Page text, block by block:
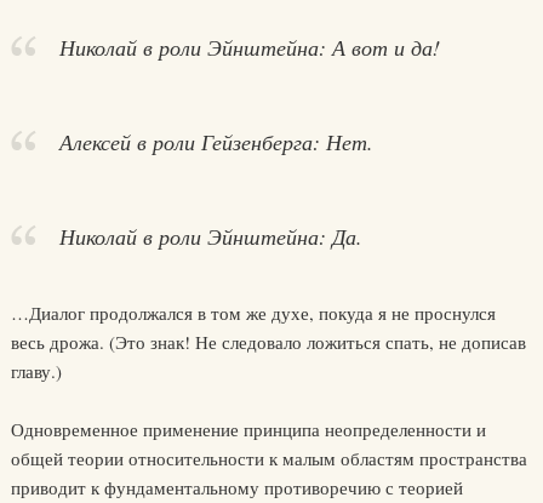
Николай в роли Эйнштейна: А вот и да!
Алексей в роли Гейзенберга: Нет.
Николай в роли Эйнштейна: Да.
…Диалог продолжался в том же духе, покуда я не проснулся
весь дрожа. (Это знак! Не следовало ложиться спать, не дописав
главу.)
Одновременное применение принципа неопределенности и
общей теории относительности к малым областям пространства
приводит к фундаментальному противоречию с теорией